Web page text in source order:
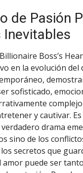
de Pasión
Inevitables
Boss’s
en la evolución del
sofisticado,
y cautivar.
drama
sino de los
secretos que
amor puede ser